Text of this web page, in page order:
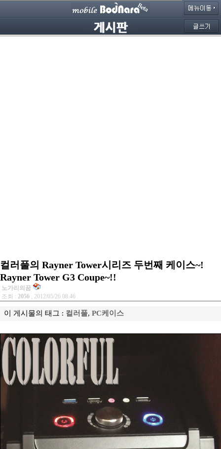
컬러풀의 Rayner Tower시리즈 두번째 케이스~!
Rayner Tower G3 Coupe~!!
노가리의꿈
조회 : 2056 , 2012/05/26 08:46
이 게시물의 태그 : 컬러풀, PC케이스